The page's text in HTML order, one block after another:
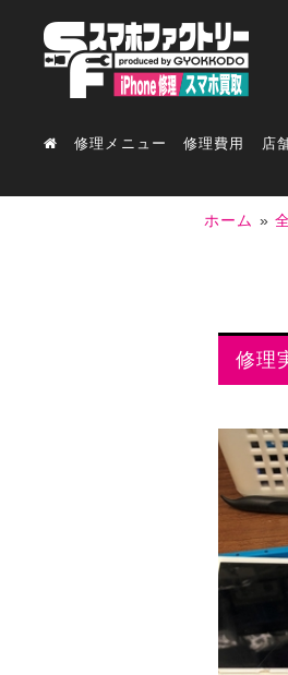
修理メニュー 修理費用 店
ホーム »
修理